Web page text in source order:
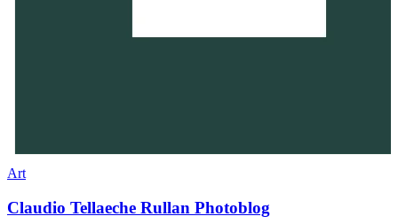
Art
Claudio Tellaeche Rullan Photoblog